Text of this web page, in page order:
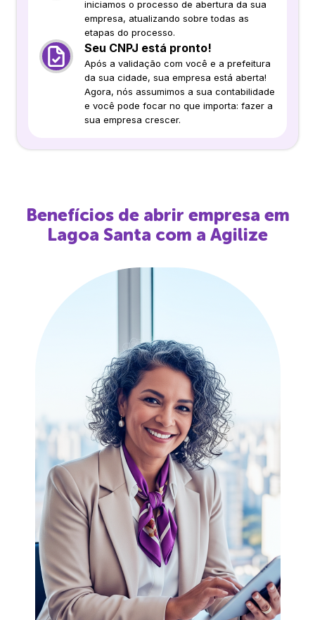
iniciamos o processo de abertura da sua
empresa, atualizando sobre todas as
etapas do processo.
Seu CNPJ está pronto!
Após a validação com você e a prefeitura
da sua cidade, sua empresa está aberta!
Agora, nós assumimos a sua contabilidade
e você pode focar no que importa: fazer a
sua empresa crescer.
Benefícios de abrir empresa em
Lagoa Santa com a Agilize